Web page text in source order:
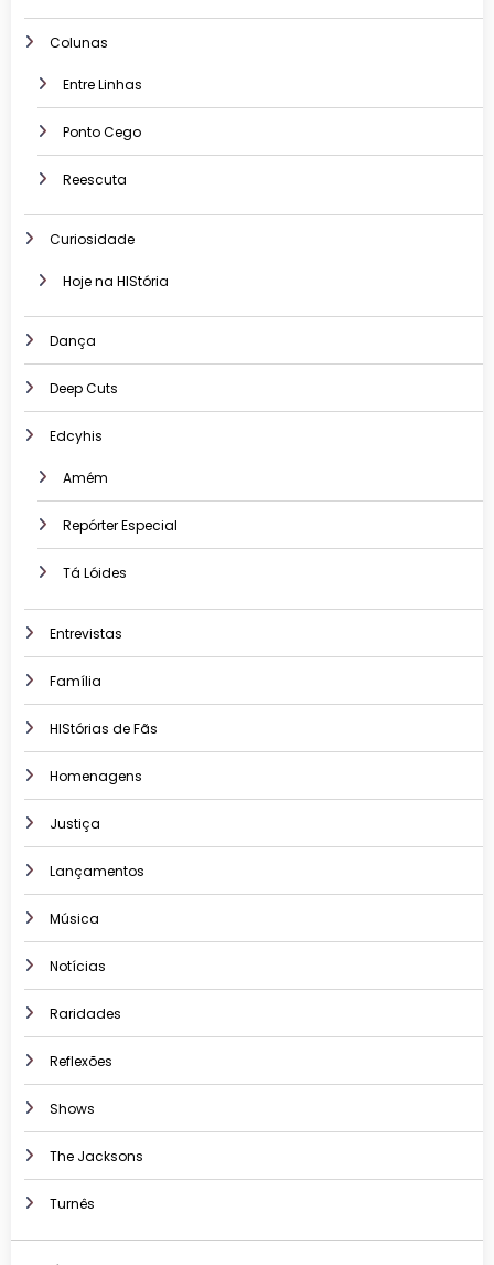
Colunas
Entre Linhas
Ponto Cego
Reescuta
Curiosidade
Hoje na HIStória
Dança
Deep Cuts
Edcyhis
Amém
Repórter Especial
Tá Lóides
Entrevistas
Família
HIStórias de Fãs
Homenagens
Justiça
Lançamentos
Música
Notícias
Raridades
Reflexões
Shows
The Jacksons
Turnês